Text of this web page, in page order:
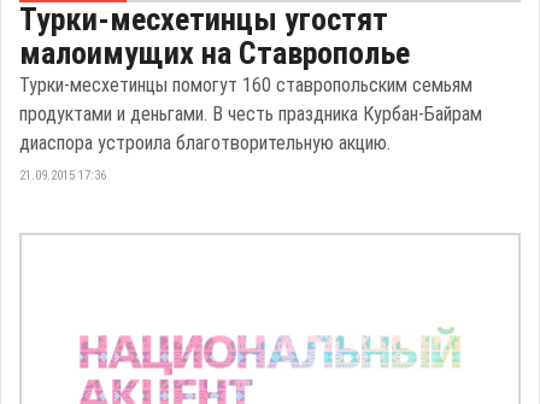
Турки-месхетинцы угостят
малоимущих на Ставрополье
Турки-месхетинцы помогут 160 ставропольским семьям
продуктами и деньгами. В честь праздника Курбан-Байрам
диаспора устроила благотворительную акцию.
21.09.2015 17:36